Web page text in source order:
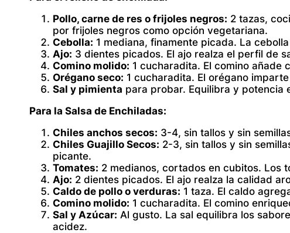
Pollo, carne de res o frijoles negros: 2 tazas,
por frijoles negros como opción vegetariana.
Cebolla: 1 mediana, finamente picada. La
Ajo: 3 dientes picados. El ajo realza el perfil de
Comino molido: 1 cucharadita. El comino añade
Orégano seco: 1 cucharadita. El orégano
Sal y pimienta para probar. Equilibra y potencia
Para la Salsa de Enchiladas:
Chiles anchos secos: 3-4, sin tallos y sin
Chiles Guajillo Secos: 2-3, sin tallos y sin
picante.
Tomates: 2 medianos, cortados en cubitos. Los
Ajo: 2 dientes picados. El ajo realza la calidad
Caldo de pollo o verduras: 1 taza. El caldo
Comino molido: 1 cucharadita. El comino
Sal y Azúcar: Al gusto. La sal equilibra los
acidez.